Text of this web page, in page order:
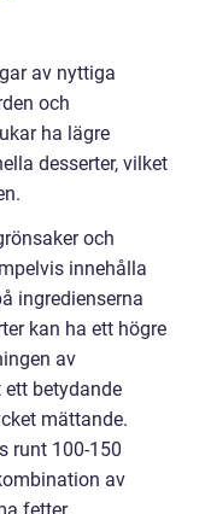
av nyttiga
och
ha lägre
desserter, vilket
och
innehålla
ingredienserna
kan ha ett högre
av
ett betydande
mättande.
runt 100-150
av